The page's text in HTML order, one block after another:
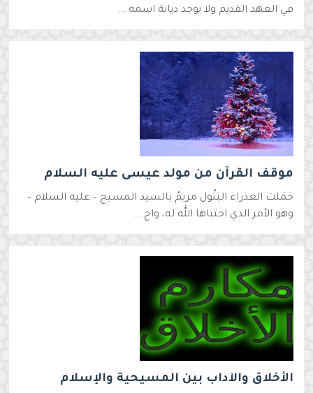
في العهد القديم ولا يوجد ديانة اسمه ...
موقف القرآن من مولد عيسى عليه السلام‏
حَمَلت العذراء البَتُول مريمُ بالسيد المسيح – عليه السلام –
وهو الأمر الذي اجتباها الله له، واخ ...
الأخلاق والآداب بين المسيحية والإسلام